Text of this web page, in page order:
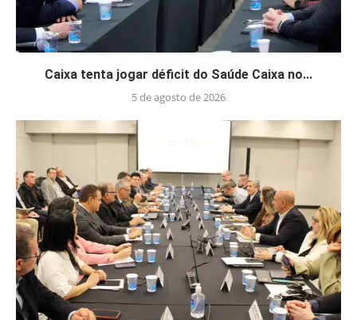
Caixa tenta jogar déficit do Saúde Caixa no...
5 de agosto de 2026